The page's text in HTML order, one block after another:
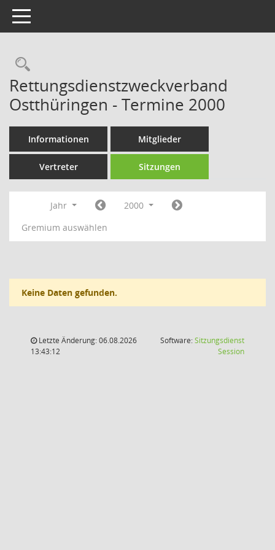
Toggle navigation
Rechercheauswahl
Rettungsdienstzweckverband
Ostthüringen - Termine 2000
Informationen Mitglieder
Vertreter Sitzungen
Jahr
2000
Gremium auswählen
Keine Daten gefunden.
Letzte Änderung: 06.08.2026
13:43:12
Software:Sitzungsdienst
Session(Wird in